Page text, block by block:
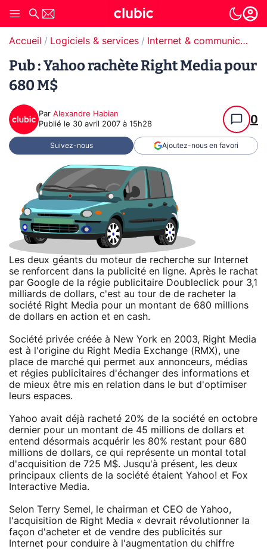
Accueil Logiciels & services Internet & communication
Pub : Yahoo rachète Right Media pour
680 M$
Par Alexandre Habian
Publié le 30 avril 2007 à 15h28 0
Suivez-nous Ajoutez-nous en favori
Les deux géants du moteur de recherche sur Internet
se renforcent dans la publicité en ligne. Après le rachat
par Google de la régie publicitaire Doubleclick pour 3,1
milliards de dollars, c'est au tour de de racheter la
société Right Media pour un montant de 680 millions
de dollars en action et en cash.
Société privée créée à New York en 2003, Right Media
est à l'origine du Right Media Exchange (RMX), une
place de marché qui permet aux annonceurs, médias
et régies publicitaires d'échanger des informations et
de mieux être mis en relation dans le but d'optimiser
leurs espaces.
Yahoo avait déjà racheté 20% de la société en octobre
dernier pour un montant de 45 millions de dollars et
entend désormais acquérir les 80% restant pour 680
millions de dollars, ce qui représente un montal total
d'acquisition de 725 M$. Jusqu'à présent, les deux
principaux clients de la société étaient Yahoo! et Fox
Interactive Media.
Selon Terry Semel, le chairman et CEO de Yahoo,
l'acquisition de Right Media « devrait révolutionner la
façon d'acheter et de vendre des publicités sur
Internet pour conduire à l'augmentation du chiffre